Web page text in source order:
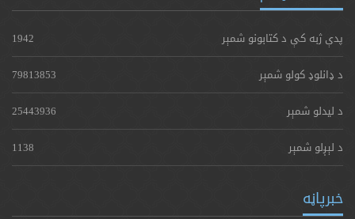
پدې ژبه کې د کتابونو شمېر
1942
د ډانلوډ کولو شمېر
79813853
د لیدلو شمېر
25443936
د لېږلو شمېر
1138
خبرپاڼه